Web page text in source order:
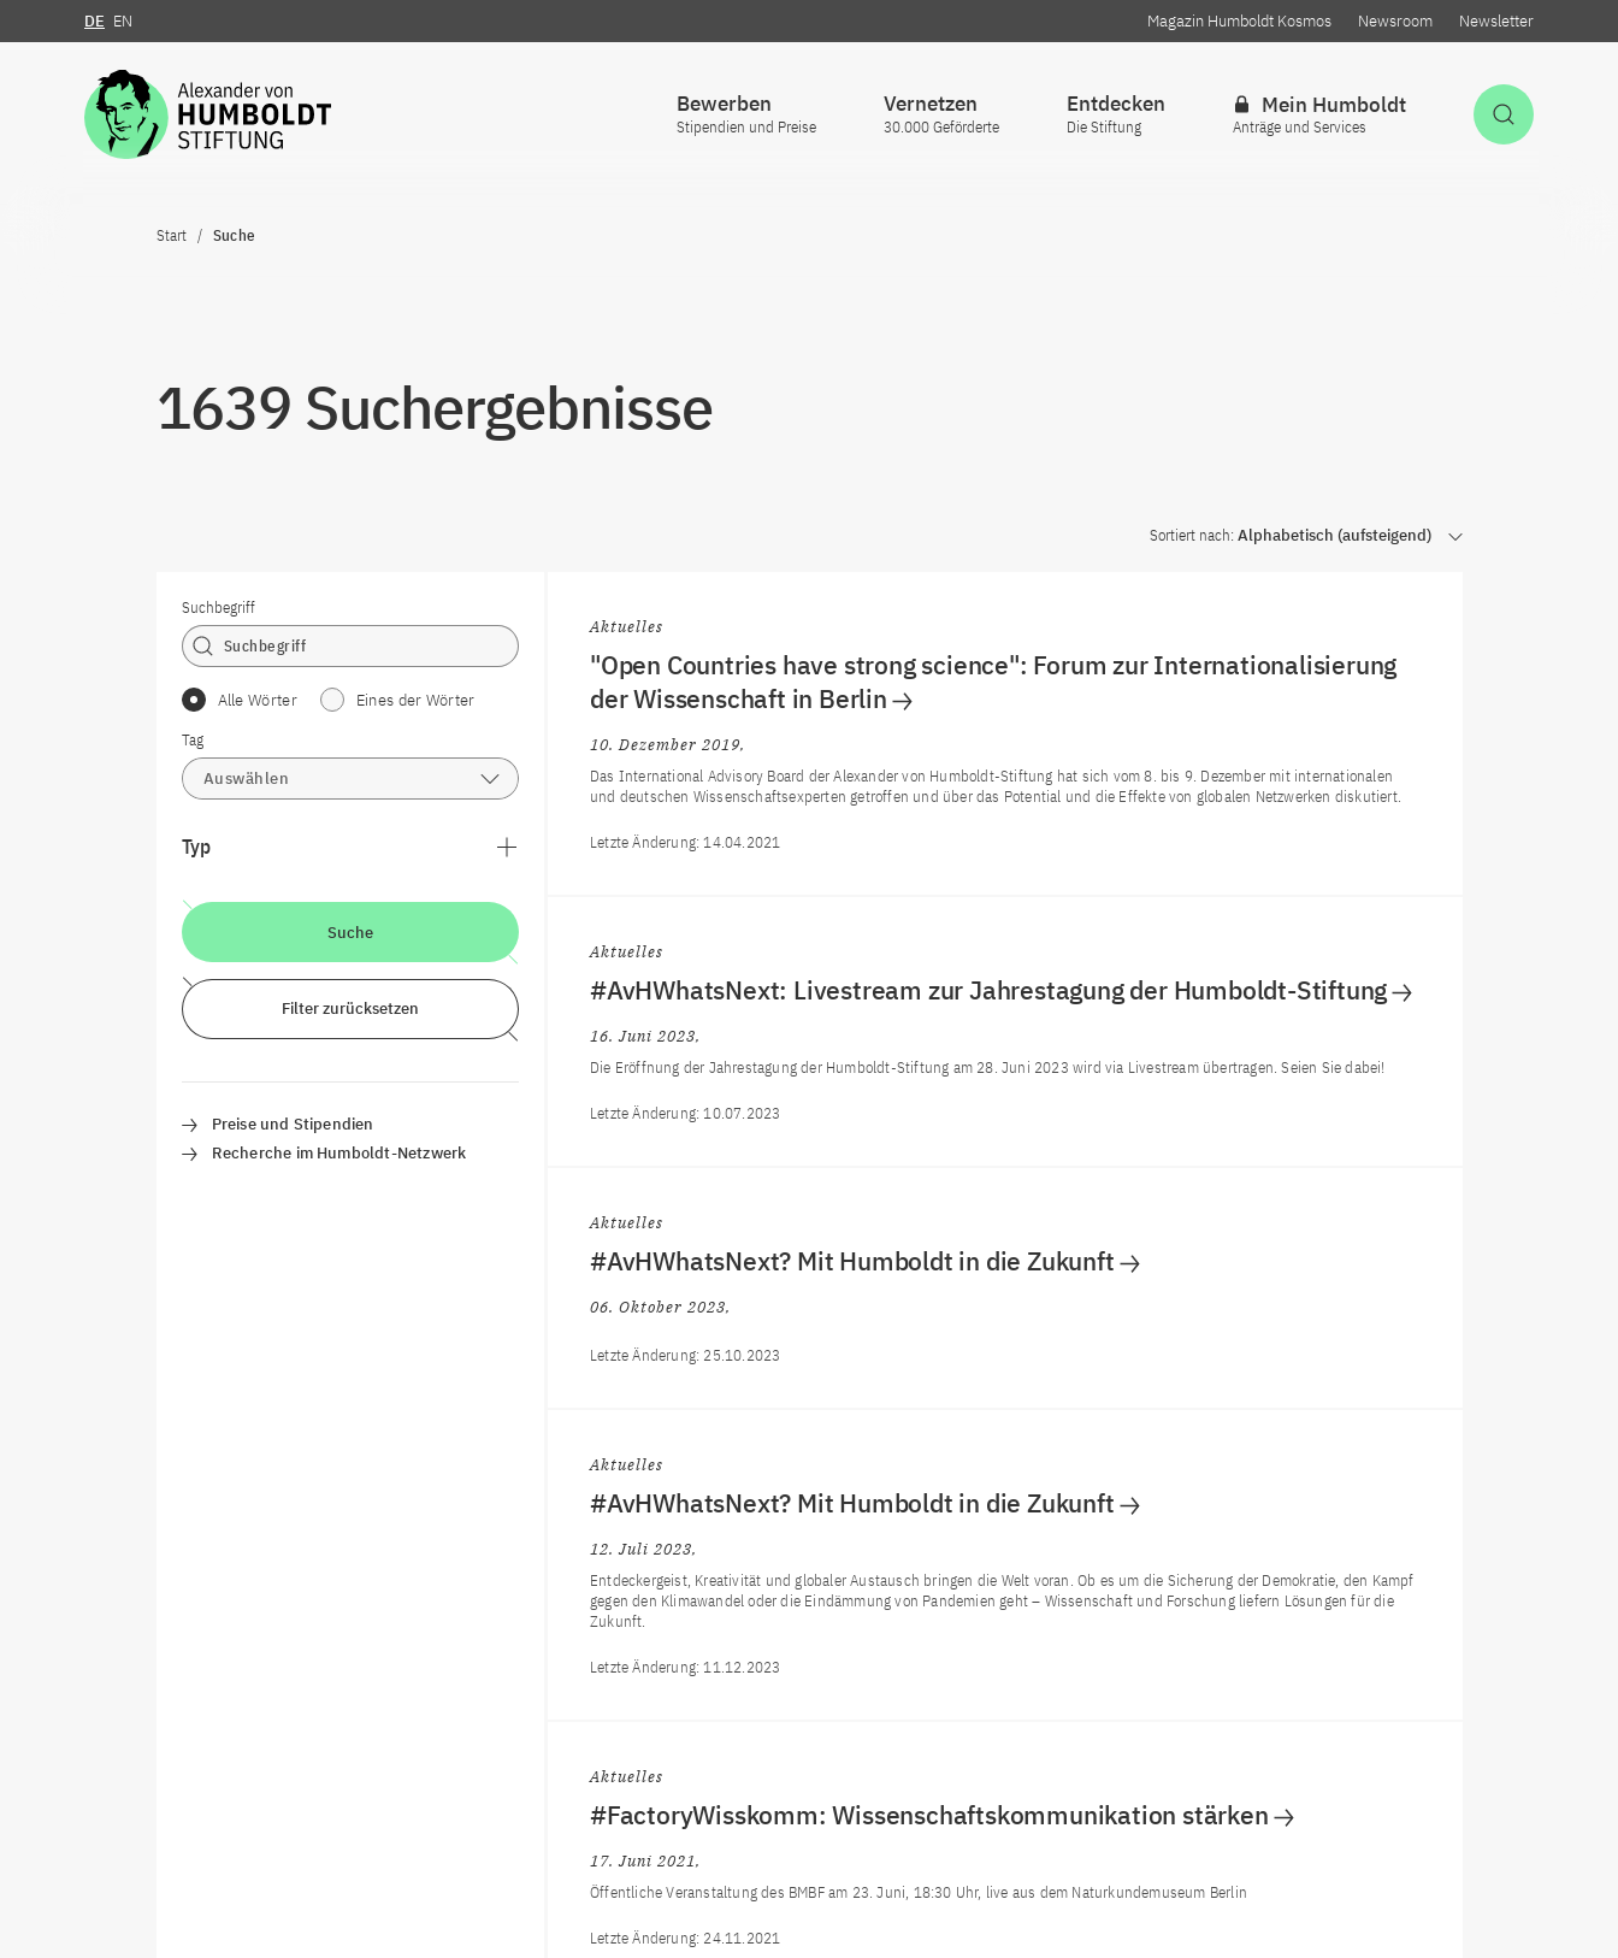
Zum Inhalt springen
DE EN Magazin Humboldt Kosmos Newsroom Newsletter
Bewerben
Stipendien und Preise
Vernetzen
30.000 Geförderte
Entdecken
Die Stiftung
Mein Humboldt
Anträge und Services
Start Suche
1639 Suchergebnisse
Sortiert nach: Alphabetisch (aufsteigend)
Suchbegriff
Alle Wörter
Eines der Wörter
Tag
Auswählen
Typ
Suche
Filter zurücksetzen
Preise und Stipendien
Recherche im Humboldt-Netzwerk
Aktuelles
"Open Countries have strong science": Forum zur Internationalisierung
der Wissenschaft in Berlin
10. Dezember 2019
Das International Advisory Board der Alexander von Humboldt-Stiftung hat sich vom 8. bis 9. Dezember mit internationalen
und deutschen Wissenschaftsexperten getroffen und über das Potential und die Effekte von globalen Netzwerken diskutiert.
Letzte Änderung:14.04.2021
Aktuelles
#AvHWhatsNext: Livestream zur Jahrestagung der Humboldt-Stiftung
16. Juni 2023
Die Eröffnung der Jahrestagung der Humboldt-Stiftung am 28. Juni 2023 wird via Livestream übertragen. Seien Sie dabei!
Letzte Änderung:10.07.2023
Aktuelles
#AvHWhatsNext? Mit Humboldt in die Zukunft
06. Oktober 2023
Letzte Änderung: 25.10.2023
Aktuelles
#AvHWhatsNext? Mit Humboldt in die Zukunft
12. Juli 2023
Entdeckergeist, Kreativität und globaler Austausch bringen die Welt voran. Ob es um die Sicherung der Demokratie, den Kampf
gegen den Klimawandel oder die Eindämmung von Pandemien geht – Wissenschaft und Forschung liefern Lösungen für die
Zukunft.
Letzte Änderung:11.12.2023
Aktuelles
#FactoryWisskomm: Wissenschaftskommunikation stärken
17. Juni 2021
Öffentliche Veranstaltung des BMBF am 23. Juni, 18:30 Uhr, live aus dem Naturkundemuseum Berlin
Letzte Änderung: 24.11.2021